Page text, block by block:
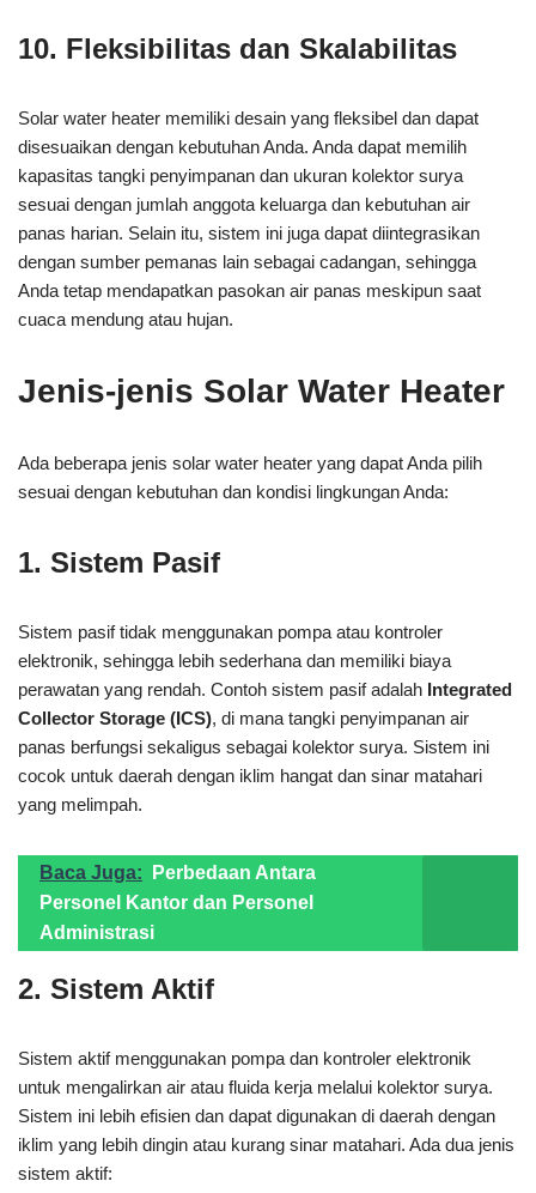
10. Fleksibilitas dan Skalabilitas
Solar water heater memiliki desain yang fleksibel dan dapat
disesuaikan dengan kebutuhan Anda. Anda dapat memilih
kapasitas tangki penyimpanan dan ukuran kolektor surya
sesuai dengan jumlah anggota keluarga dan kebutuhan air
panas harian. Selain itu, sistem ini juga dapat diintegrasikan
dengan sumber pemanas lain sebagai cadangan, sehingga
Anda tetap mendapatkan pasokan air panas meskipun saat
cuaca mendung atau hujan.
Jenis-jenis Solar Water Heater
Ada beberapa jenis solar water heater yang dapat Anda pilih
sesuai dengan kebutuhan dan kondisi lingkungan Anda:
1. Sistem Pasif
Sistem pasif tidak menggunakan pompa atau kontroler
elektronik, sehingga lebih sederhana dan memiliki biaya
perawatan yang rendah. Contoh sistem pasif adalah Integrated
Collector Storage (ICS), di mana tangki penyimpanan air
panas berfungsi sekaligus sebagai kolektor surya. Sistem ini
cocok untuk daerah dengan iklim hangat dan sinar matahari
yang melimpah.
Baca Juga:
Perbedaan Antara
Personel Kantor dan Personel
Administrasi
2. Sistem Aktif
Sistem aktif menggunakan pompa dan kontroler elektronik
untuk mengalirkan air atau fluida kerja melalui kolektor surya.
Sistem ini lebih efisien dan dapat digunakan di daerah dengan
iklim yang lebih dingin atau kurang sinar matahari. Ada dua jenis
sistem aktif: